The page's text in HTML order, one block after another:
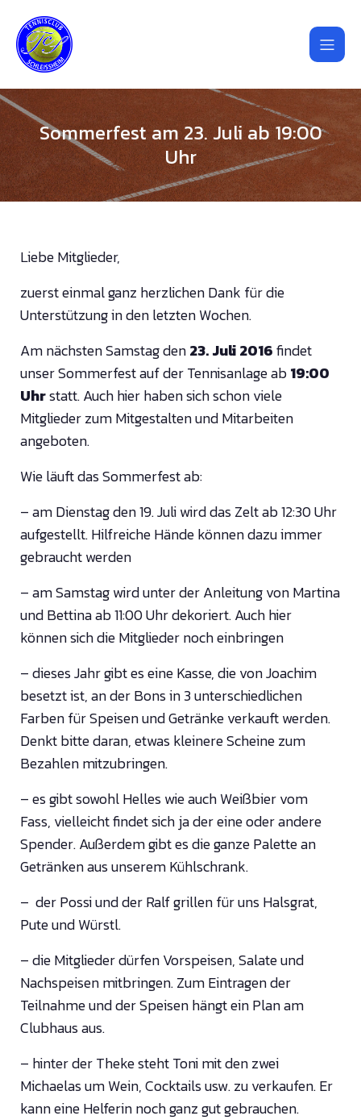
Sommerfest am 23. Juli ab 19:00
Uhr
Liebe Mitglieder,
zuerst einmal ganz herzlichen Dank für die
Unterstützung in den letzten Wochen.
Am nächsten Samstag den23. Juli 2016findet
unser Sommerfest auf der Tennisanlage ab19:00
Uhrstatt. Auch hier haben sich schon viele
Mitglieder zum Mitgestalten und Mitarbeiten
angeboten.
Wie läuft das Sommerfest ab:
– am Dienstag den 19. Juli wird das Zelt ab 12:30 Uhr
aufgestellt. Hilfreiche Hände können dazu immer
gebraucht werden
– am Samstag wird unter der Anleitung von Martina
und Bettina ab 11:00 Uhr dekoriert. Auch hier
können sich die Mitglieder noch einbringen
– dieses Jahr gibt es eine Kasse, die von Joachim
besetzt ist, an der Bons in 3 unterschiedlichen
Farben für Speisen und Getränke verkauft werden.
Denkt bitte daran, etwas kleinere Scheine zum
Bezahlen mitzubringen.
– es gibt sowohl Helles wie auch Weißbier vom
Fass, vielleicht findet sich ja der eine oder andere
Spender. Außerdem gibt es die ganze Palette an
Getränken aus unserem Kühlschrank.
– der Possi und der Ralf grillen für uns Halsgrat,
Pute und Würstl.
– die Mitglieder dürfen Vorspeisen, Salate und
Nachspeisen mitbringen. Zum Eintragen der
Teilnahme und der Speisen hängt ein Plan am
Clubhaus aus.
– hinter der Theke steht Toni mit den zwei
Michaelas um Wein, Cocktails usw. zu verkaufen. Er
kann eine Helferin noch ganz gut gebrauchen.